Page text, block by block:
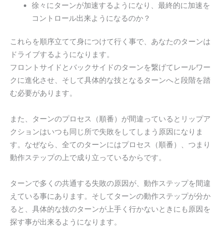
徐々にターンが加速するようになり、最終的に加速を
コントロール出来ようになるのか？
これらを順序立てて身につけて行く事で、あなたのターンは
ドライブするようになります。
フロントサイドとバックサイドのターンを繋げてレールワー
クに進化させ、そして具体的な技となるターンへと段階を踏
む必要があります。
また、ターンのプロセス（順番）が間違っているとリップア
クションはいつも同じ所で失敗をしてしまう原因になりま
す。なぜなら、全てのターンにはプロセス（順番）、つまり
動作ステップの上で成り立っているからです。
ターンで多くの共通する失敗の原因が、動作ステップを間違
えている事にあります。そしてターンの動作ステップが分か
ると、具体的な技のターンが上手く行かないときにも原因を
探す事が出来るようになります。